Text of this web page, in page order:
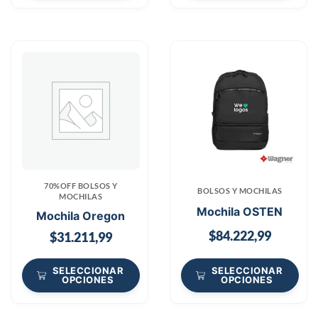
70%OFF BOLSOS Y
MOCHILAS
Mochila Oregon
$31.211,99
SELECCIONAR
OPCIONES
BOLSOS Y MOCHILAS
Mochila OSTEN
$84.222,99
SELECCIONAR
OPCIONES